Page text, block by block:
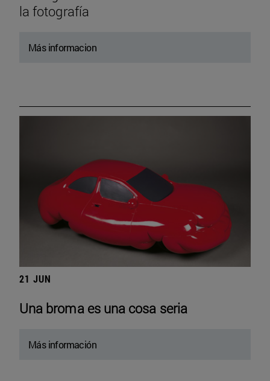
la fotografía
Más informacion
21 JUN
Una broma es una cosa seria
Más información